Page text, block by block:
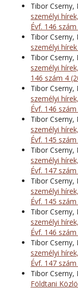
Tibor Cserny,
személyi
Évf. 146
Tibor Cserny,
személyi hírek
Tibor Cserny,
személyi
146 szám 4
Tibor Cserny,
személyi
Évf. 146
Tibor Cserny,
személyi
Évf. 145
Tibor Cserny,
személyi
Évf. 147
Tibor Cserny,
személyi
Évf. 145
Tibor Cserny,
személyi
Évf. 146
Tibor Cserny,
személyi
Évf. 147
Tibor Cserny,
Földtani